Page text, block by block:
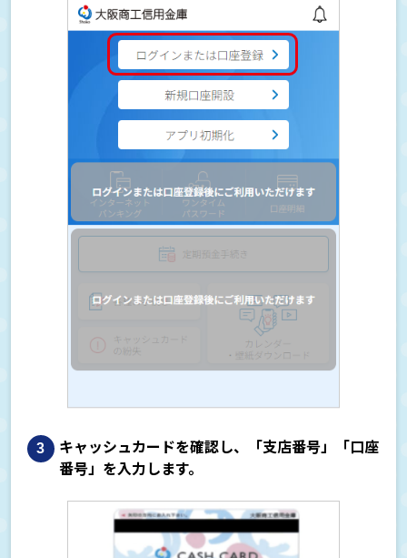
キャッシュカードを確認し、「支店番号」「口座
番号」を入力します。